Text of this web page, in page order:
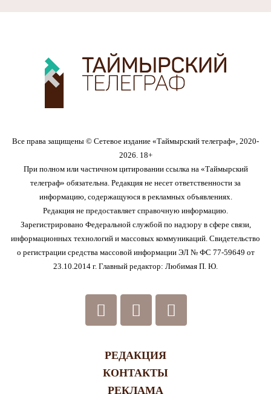
Все права защищены © Сетевое издание «Таймырский телеграф», 2020-
2026. 18+
При полном или частичном цитировании ссылка на «Таймырский
телеграф» обязательна. Редакция не несет ответственности за
информацию, содержащуюся в рекламных объявлениях.
Редакция не предоставляет справочную информацию.
Зарегистрировано Федеральной службой по надзору в сфере связи,
информационных технологий и массовых коммуникаций. Свидетельство
о регистрации средства массовой информации ЭЛ № ФС 77-59649 от
23.10.2014 г. Главный редактор: Любимая П. Ю.
РЕДАКЦИЯ
КОНТАКТЫ
РЕКЛАМА